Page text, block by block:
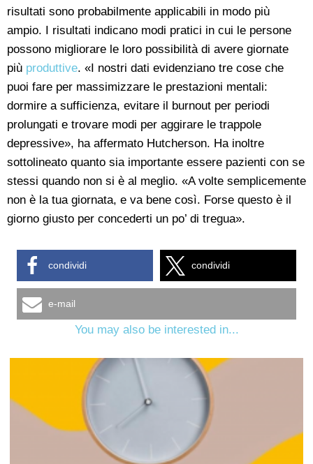
risultati sono probabilmente applicabili in modo più
ampio. I risultati indicano modi pratici in cui le persone
possono migliorare le loro possibilità di avere giornate
più produttive. «I nostri dati evidenziano tre cose che
puoi fare per massimizzare le prestazioni mentali:
dormire a sufficienza, evitare il burnout per periodi
prolungati e trovare modi per aggirare le trappole
depressive», ha affermato Hutcherson. Ha inoltre
sottolineato quanto sia importante essere pazienti con se
stessi quando non si è al meglio. «A volte semplicemente
non è la tua giornata, e va bene così. Forse questo è il
giorno giusto per concederti un po’ di tregua».
condividi condividi
e-mail
You may also be interested in...